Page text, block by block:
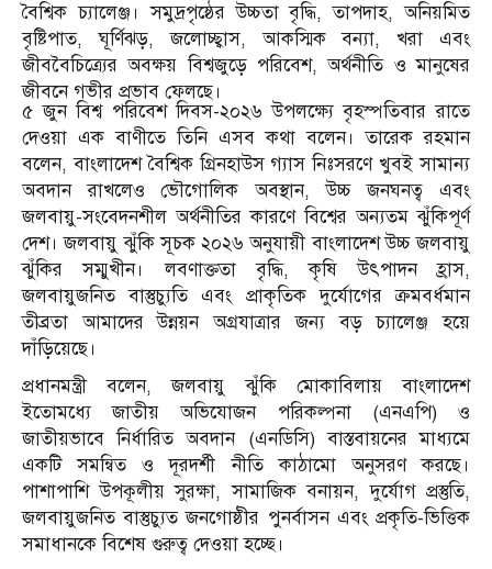
বৈশ্বিক চ্যালেঞ্জ। সমুদ্রপৃষ্ঠের উচ্চতা বৃদ্ধি, তাপদাহ, অনিয়মিত
বৃষ্টিপাত, ঘূর্ণিঝড়, জলোচ্ছ্বাস, আকস্মিক বন্যা, খরা এবং
জীববৈচিত্র্যের অবক্ষয় বিশ্বজুড়ে পরিবেশ, অর্থনীতি ও মানুষের
জীবনে গভীর প্রভাব ফেলছে।
৫ জুন বিশ্ব পরিবেশ দিবস-২০২৬ উপলক্ষ্যে বৃহস্পতিবার রাতে
দেওয়া এক বাণীতে তিনি এসব কথা বলেন। তারেক রহমান
বলেন, বাংলাদেশ বৈশ্বিক গ্রিনহাউস গ্যাস নিঃসরণে খুবই সামান্য
অবদান রাখলেও ভৌগোলিক অবস্থান, উচ্চ জনঘনত্ব এবং
জলবায়ু-সংবেদনশীল অর্থনীতির কারণে বিশ্বের অন্যতম ঝুঁকিপূর্ণ
দেশ। জলবায়ু ঝুঁকি সূচক ২০২৬ অনুযায়ী বাংলাদেশ উচ্চ জলবায়ু
ঝুঁকির সম্মুখীন। লবণাক্ততা বৃদ্ধি, কৃষি উৎপাদন হ্রাস,
জলবায়ুজনিত বাস্তুচ্যুতি এবং প্রাকৃতিক দুর্যোগের ক্রমবর্ধমান
তীব্রতা আমাদের উন্নয়ন অগ্রযাত্রার জন্য বড় চ্যালেঞ্জ হয়ে
দাঁড়িয়েছে।
প্রধানমন্ত্রী বলেন, জলবায়ু ঝুঁকি মোকাবিলায় বাংলাদেশ
ইতোমধ্যে জাতীয় অভিযোজন পরিকল্পনা (এনএপি) ও
জাতীয়ভাবে নির্ধারিত অবদান (এনডিসি) বাস্তবায়নের মাধ্যমে
একটি সমন্বিত ও দূরদর্শী নীতি কাঠামো অনুসরণ করছে।
পাশাপাশি উপকূলীয় সুরক্ষা, সামাজিক বনায়ন, দুর্যোগ প্রস্তুতি,
জলবায়ুজনিত বাস্তুচ্যুত জনগোষ্ঠীর পুনর্বাসন এবং প্রকৃতি-ভিত্তিক
সমাধানকে বিশেষ গুরুত্ব দেওয়া হচ্ছে।